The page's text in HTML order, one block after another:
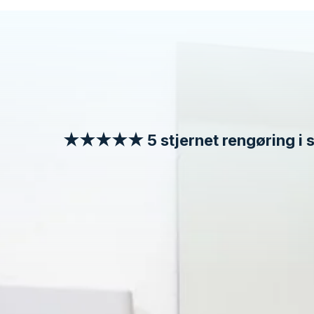
Jansen’s
★★★★★ 5 stjernet rengøring i